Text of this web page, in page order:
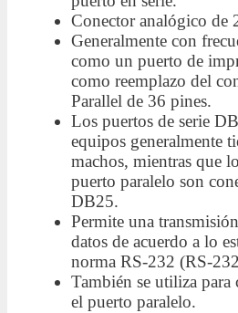
Conector analógico de
Generalmente con
como un puerto de
como reemplazo del
Parallel de 36 pines.
Los puertos de serie
equipos generalmente
machos, mientras que
puerto paralelo son
DB25.
Permite una
datos de acuerdo a lo
norma RS-232 (RS-
También se utiliza para
el puerto paralelo.